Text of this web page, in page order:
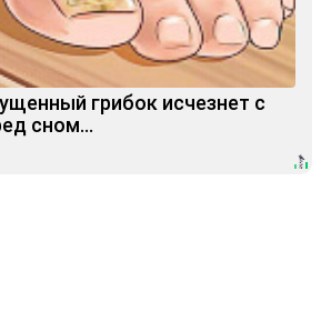
грибок исчезнет с
сном…